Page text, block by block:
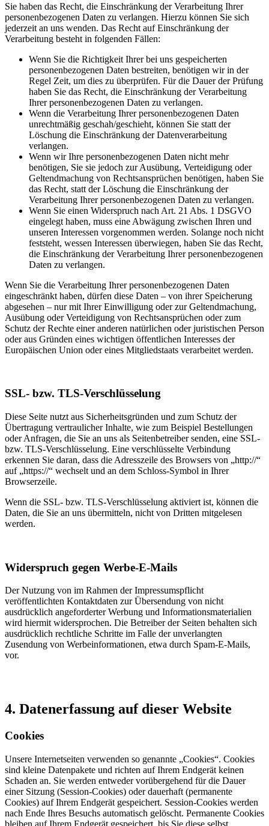
Sie haben das Recht, die Einschränkung der Verarbeitung Ihrer
personenbezogenen Daten zu verlangen. Hierzu können Sie sich
jederzeit an uns wenden. Das Recht auf Einschränkung der
Verarbeitung besteht in folgenden Fällen:
Wenn Sie die Richtigkeit Ihrer bei uns gespeicherten
personenbezogenen Daten bestreiten, benötigen wir in der
Regel Zeit, um dies zu überprüfen. Für die Dauer der Prüfung
haben Sie das Recht, die Einschränkung der Verarbeitung
Ihrer personenbezogenen Daten zu verlangen.
Wenn die Verarbeitung Ihrer personenbezogenen Daten
unrechtmäßig geschah/geschieht, können Sie statt der
Löschung die Einschränkung der Datenverarbeitung
verlangen.
Wenn wir Ihre personenbezogenen Daten nicht mehr
benötigen, Sie sie jedoch zur Ausübung, Verteidigung oder
Geltendmachung von Rechtsansprüchen benötigen, haben Sie
das Recht, statt der Löschung die Einschränkung der
Verarbeitung Ihrer personenbezogenen Daten zu verlangen.
Wenn Sie einen Widerspruch nach Art. 21 Abs. 1 DSGVO
eingelegt haben, muss eine Abwägung zwischen Ihren und
unseren Interessen vorgenommen werden. Solange noch nicht
feststeht, wessen Interessen überwiegen, haben Sie das Recht,
die Einschränkung der Verarbeitung Ihrer personenbezogenen
Daten zu verlangen.
Wenn Sie die Verarbeitung Ihrer personenbezogenen Daten
eingeschränkt haben, dürfen diese Daten – von ihrer Speicherung
abgesehen – nur mit Ihrer Einwilligung oder zur Geltendmachung,
Ausübung oder Verteidigung von Rechtsansprüchen oder zum
Schutz der Rechte einer anderen natürlichen oder juristischen Person
oder aus Gründen eines wichtigen öffentlichen Interesses der
Europäischen Union oder eines Mitgliedstaats verarbeitet werden.
SSL- bzw. TLS-Verschlüsselung
Diese Seite nutzt aus Sicherheitsgründen und zum Schutz der
Übertragung vertraulicher Inhalte, wie zum Beispiel Bestellungen
oder Anfragen, die Sie an uns als Seitenbetreiber senden, eine SSL-
bzw. TLS-Verschlüsselung. Eine verschlüsselte Verbindung
erkennen Sie daran, dass die Adresszeile des Browsers von „http://“
auf „https://“ wechselt und an dem Schloss-Symbol in Ihrer
Browserzeile.
Wenn die SSL- bzw. TLS-Verschlüsselung aktiviert ist, können die
Daten, die Sie an uns übermitteln, nicht von Dritten mitgelesen
werden.
Widerspruch gegen Werbe-E-Mails
Der Nutzung von im Rahmen der Impressumspflicht
veröffentlichten Kontaktdaten zur Übersendung von nicht
ausdrücklich angeforderter Werbung und Informationsmaterialien
wird hiermit widersprochen. Die Betreiber der Seiten behalten sich
ausdrücklich rechtliche Schritte im Falle der unverlangten
Zusendung von Werbeinformationen, etwa durch Spam-E-Mails,
vor.
4. Datenerfassung auf dieser Website
Cookies
Unsere Internetseiten verwenden so genannte „Cookies“. Cookies
sind kleine Datenpakete und richten auf Ihrem Endgerät keinen
Schaden an. Sie werden entweder vorübergehend für die Dauer
einer Sitzung (Session-Cookies) oder dauerhaft (permanente
Cookies) auf Ihrem Endgerät gespeichert. Session-Cookies werden
nach Ende Ihres Besuchs automatisch gelöscht. Permanente Cookies
bleiben auf Ihrem Endgerät gespeichert, bis Sie diese selbst